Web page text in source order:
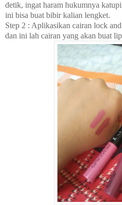
detik, ingat haram hukumnya
ini bisa buat bibir kalian lengket.
Step 2 : Aplikasikan cairan lock
dan ini lah cairan yang akan buat